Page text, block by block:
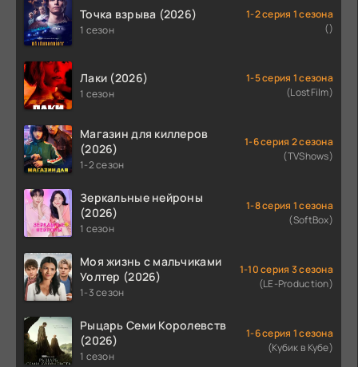
Точка взрыва (2026)
1 сезон
1-2 серия 1 сезона
()
Лаки (2026)
1 сезон
1-5 серия 1 сезона
(LostFilm)
Магазин для киллеров
(2026)
1-2 сезон
1-6 серия 2 сезона
(TVShows)
Зеркальные нейроны
(2026)
1 сезон
1-8 серия 1 сезона
(SoftBox)
Моя жизнь с мальчиками
Уолтер (2026)
1-3 сезон
1-10 серия 3 сезона
(LE-Production)
Рыцарь Семи Королевств
(2026)
1 сезон
1-6 серия 1 сезона
(Кубик в Кубе)